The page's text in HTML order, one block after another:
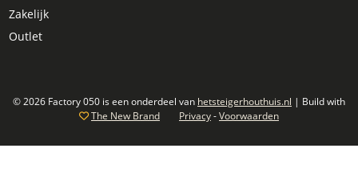
Zakelijk
Outlet
© 2026 Factory 050 is een onderdeel van hetsteigerhouthuis.nl | Build with
The New Brand
Privacy-Voorwaarden